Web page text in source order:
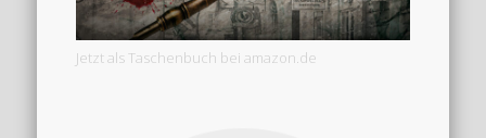
Jetzt als Taschenbuch bei amazon.de